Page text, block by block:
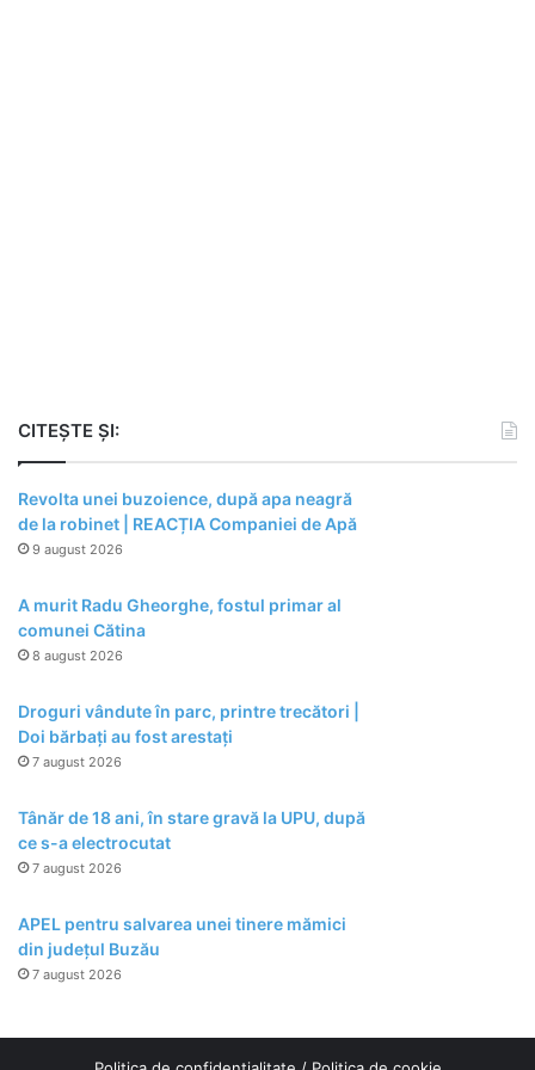
CITEȘTE ȘI:
Revolta unei buzoience, după apa neagră
de la robinet | REACȚIA Companiei de Apă
9 august 2026
A murit Radu Gheorghe, fostul primar al
comunei Cătina
8 august 2026
Droguri vândute în parc, printre trecători |
Doi bărbați au fost arestați
7 august 2026
Tânăr de 18 ani, în stare gravă la UPU, după
ce s-a electrocutat
7 august 2026
APEL pentru salvarea unei tinere mămici
din județul Buzău
7 august 2026